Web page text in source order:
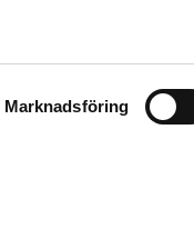
Marknadsföring